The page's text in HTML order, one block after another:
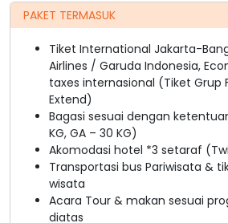
PAKET TERMASUK
Tiket International Jakarta-
Airlines / Garuda Indonesia,
taxes internasional (Tiket Grup
Extend)
Bagasi sesuai dengan
KG, GA – 30 KG)
Akomodasi hotel *3 setaraf
Transportasi bus Pariwisata &
wisata
Acara Tour & makan sesuai
diatas